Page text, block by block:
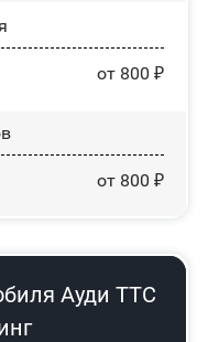
от 800 ₽
от 800 ₽
Ауди ТТС